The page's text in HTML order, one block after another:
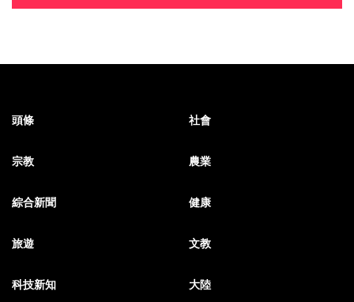
頭條 社會
宗教 農業
綜合新聞 健康
旅遊 文教
科技新知 大陸